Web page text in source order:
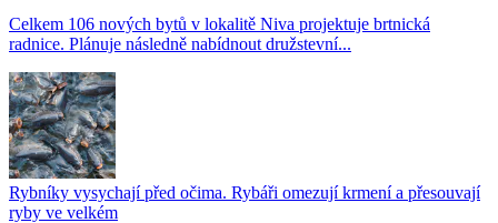
Celkem 106 nových bytů v lokalitě Niva projektuje brtnická
radnice. Plánuje následně nabídnout družstevní...
Rybníky vysychají před očima. Rybáři omezují krmení a přesouvají
ryby ve velkém